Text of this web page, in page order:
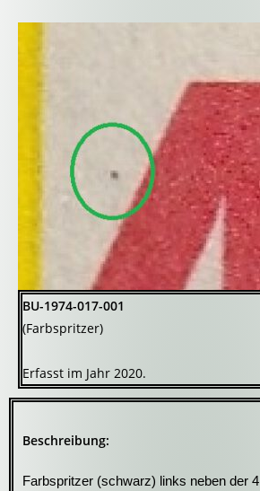
BU-1974-017-001
(Farbspritzer)
Erfasst im Jahr 2020.
Beschreibung:
Farbspritzer (schwarz) links neben der 4